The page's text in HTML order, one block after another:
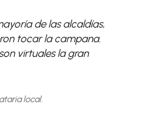
de las alcaldías,
tocar la campana.
virtuales la gran
local.